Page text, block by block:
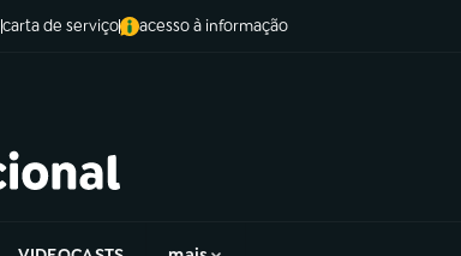
carta de serviço acesso à informação